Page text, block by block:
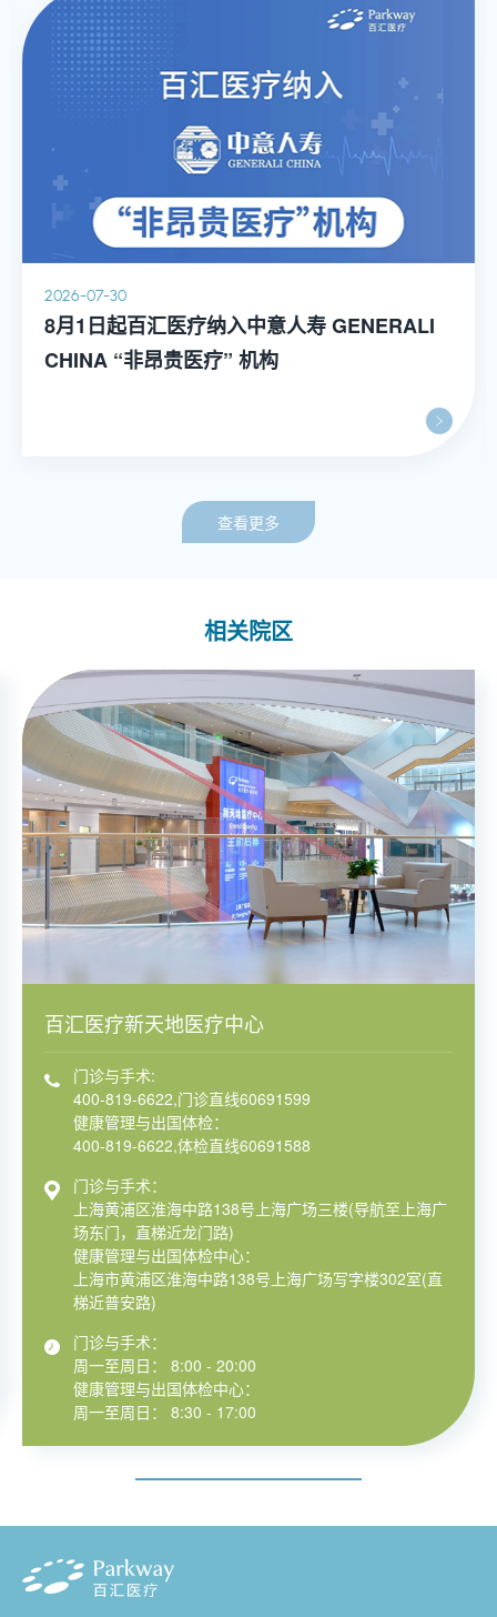
合骨伤科专业委员会副主任委员，中国中西医结合骨伤
科分会委员，中国中西医结合骨伤科分会骨质疏松工作
委员会委员，中华医学会医学工程学分会数字骨科学组
脊柱与骨病工作委员会委员，上海市社会医疗机构协会
骨科分会脊柱专业委员会常务委员，上海市中西医结合
围手术期专业委员会委员及上海市卫计委健康咨询专家
2026-07-30
8月1日起百汇医疗纳入中意人寿 GENERALI
CHINA “非昂贵医疗” 机构
查看更多
相关院区
百汇医疗新天地医疗中心
门诊与手术:
400-819-6622,门诊直线60691599
健康管理与出国体检：
400-819-6622,体检直线60691588
门诊与手术：
上海黄浦区淮海中路138号上海广场三楼(导航至上海广
场东门，直梯近龙门路)
健康管理与出国体检中心：
上海市黄浦区淮海中路138号上海广场写字楼302室(直
梯近普安路)
门诊与手术：
周一至周日： 8:00 - 20:00
健康管理与出国体检中心：
周一至周日： 8:30 - 17:00